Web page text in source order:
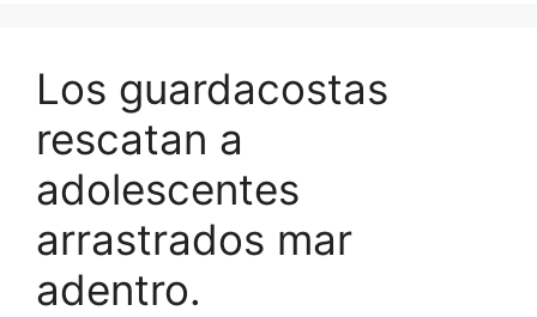
Los guardacostas
rescatan a
adolescentes
arrastrados mar
adentro.